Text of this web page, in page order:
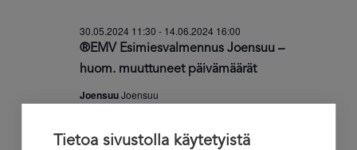
®EMV Esimiesvalmennus Joensuu –
huom. muuttuneet päivämäärät
30.05.2024 11:30 - 14.06.2024 16:00
JoensuuJoensuu
Tietoa sivustolla käytetyistä